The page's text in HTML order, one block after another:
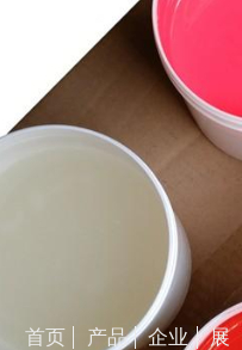
首页 产品 企业 展